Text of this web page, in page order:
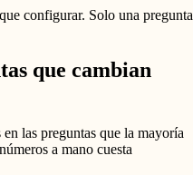
configurar. Solo una pregunta
que cambian
las preguntas que la mayoría
a mano cuesta